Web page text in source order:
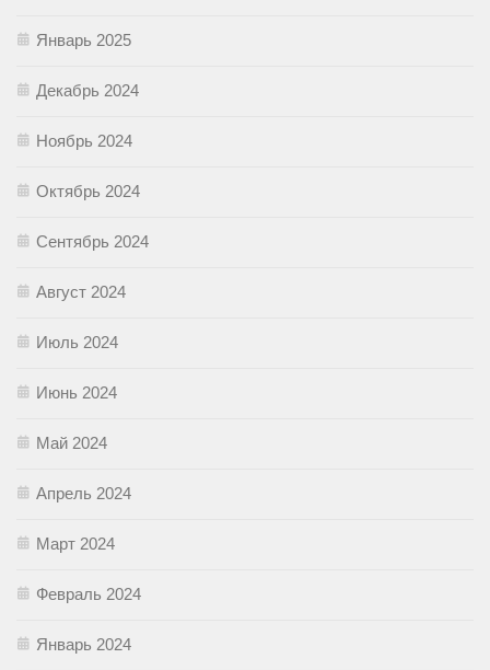
Январь 2025
Декабрь 2024
Ноябрь 2024
Октябрь 2024
Сентябрь 2024
Август 2024
Июль 2024
Июнь 2024
Май 2024
Апрель 2024
Март 2024
Февраль 2024
Январь 2024